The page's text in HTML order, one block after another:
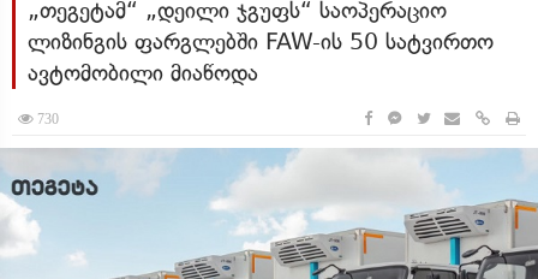
„თეგეტამ“ „დეილი ჯგუფს“ საოპერაციო
ლიზინგის ფარგლებში FAW-ის 50 სატვირთო
ავტომობილი მიაწოდა
730